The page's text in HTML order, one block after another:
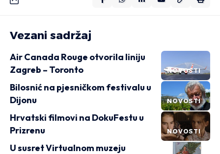
Vezani sadržaj
NOVOSTI
Air Canada Rouge otvorila liniju
Zagreb – Toronto
NOVOSTI
Bilosnić na pjesničkom festivalu u
Dijonu
NOVOSTI
Hrvatski filmovi na DokuFestu u
Prizrenu
U susret Virtualnom muzeju